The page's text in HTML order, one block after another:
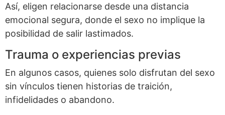
Así, eligen relacionarse desde una distancia
emocional segura, donde el sexo no implique la
posibilidad de salir lastimados.
Trauma o experiencias previas
En algunos casos, quienes solo disfrutan del sexo
sin vínculos tienen historias de traición,
infidelidades o abandono.